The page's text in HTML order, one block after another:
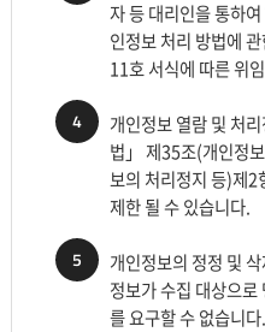
자 등 대리인을 통하
인정보 처리 방법에
11호 서식에 따른 위
4
개인정보 열람 및 처
법」 제35조(개인정
보의 처리정지 등)제2
제한 될 수 있습니다.
5
개인정보의 정정 및
정보가 수집 대상으
를 요구할 수 없습니다.